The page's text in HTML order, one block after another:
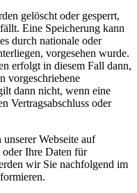
gelöscht oder gesperrt,
Eine Speicherung kann
durch nationale oder
vorgesehen wurde.
erfolgt in diesem Fall dann,
vorgeschriebene
dann nicht, wenn eine
Vertragsabschluss oder
Webseite auf
Ihre Daten für
wir Sie nachfolgend im